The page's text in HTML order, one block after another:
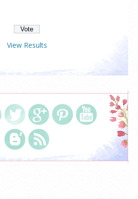
View Results